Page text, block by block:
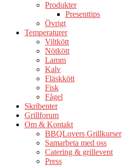
Produkter
Presenttips
Övrigt
Temperaturer
Viltkött
Nötkött
Lamm
Kalv
Fläskkött
Fisk
Fågel
Skribenter
Grillforum
Om & Kontakt
BBQLovers Grillkurser
Samarbeta med oss
Catering & grillevent
Press